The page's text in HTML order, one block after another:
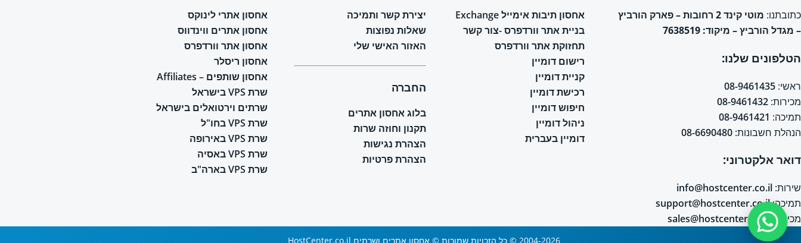
כתובתנו:
מוטי קינד 2 רחובות – פארק הורביץ
– מגדל הורביץ – מיקוד: 7638519
הטלפונים שלנו:
ראשי: 08-9461435
מכירות: 08-9461432
תמיכה: 08-9461421
הנהלת חשבונות: 08-6690480
דואר אלקטרוני:
שירות: info@hostcenter.co.il
תמיכה:support@hostcenter.co.il
מכירות: sales@hostcenter.co.il
אחסון תיבות אימייל Exchange
בניית אתר וורדפרס -צור קשר
תחזוקת אתר וורדפרס
רישום דומיין
קניית דומיין
רכישת דומיין
חיפוש דומיין
ניהול דומיין
דומיין בעברית
יצירת קשר ותמיכה
שאלות נפוצות
האזור האישי שלי
החברה
בלוג אחסון אתרים
תקנון וחוזה שרות
הצהרת נגישות
הצהרת פרטיות
אחסון אתרי לינוקס
אחסון אתרים ווינדווס
אחסון אתר וורדפרס
אחסון ריסלר
אחסון שותפים – Affiliates
שרת VPS בישראל
שרתים וירטואלים בישראל
שרת VPS בחו"ל
שרת VPS באירופה
שרת VPS באסיה
שרת VPS בארה"ב
2004-2026 © כל הזכויות שמורות © אחסון אתרים ושרתים HostCenter.co.il